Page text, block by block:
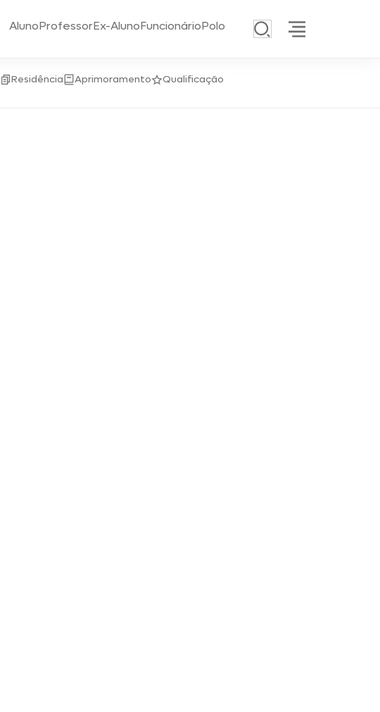
AlunoProfessorEx-AlunoFuncionárioPolo
Residência Aprimoramento Qualificação